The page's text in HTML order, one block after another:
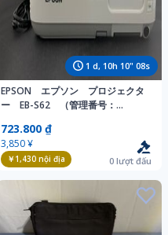
1 d, 10h 10" 07s
EPSON エプソン プロジェクタ
ー EB-S62 （管理番号：
723.800 ₫
3,850 ¥
￥1,430nội địa 0 lượt đấu